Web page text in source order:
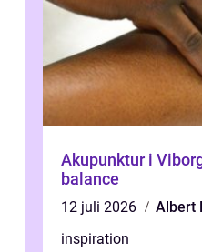
Akupunktur i
balance
12 juli 2026
Albert
inspiration